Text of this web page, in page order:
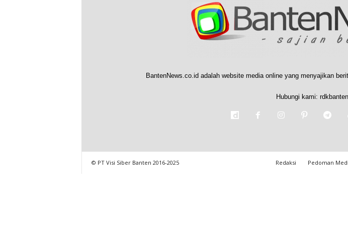
BantenNews.co.id adalah website media online yang menyajikan
Hubungi kami:
Redaksi Pedoman
© PT Visi Siber Banten 2016-2025